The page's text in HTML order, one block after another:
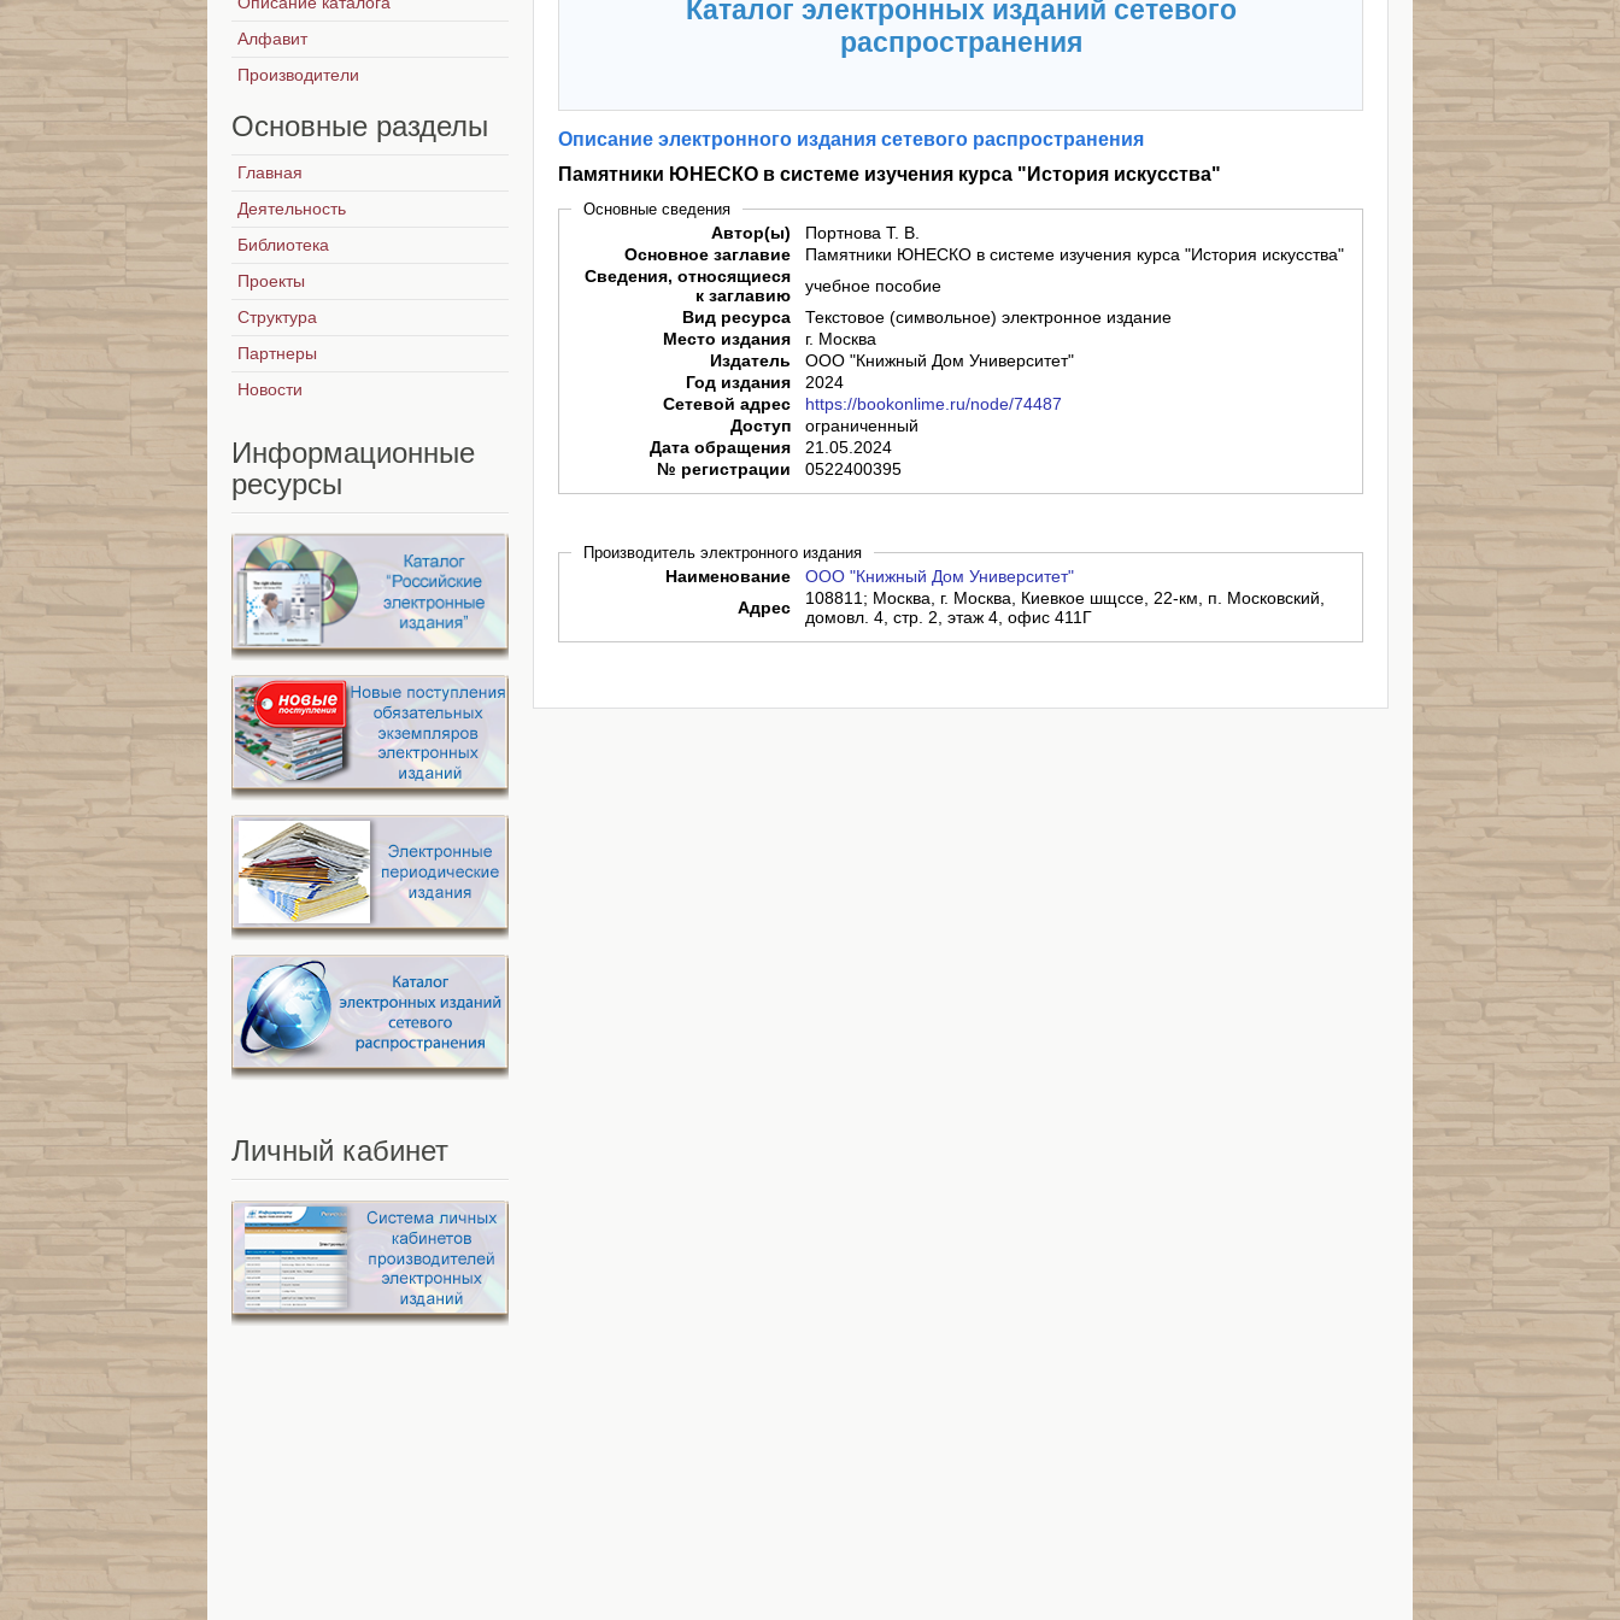
Каталог электронных изданий сетевого
распространения
Описание электронного издания сетевого распространения
Памятники ЮНЕСКО в системе изучения курса "История искусства"
Основные сведения
Автор(ы)
Портнова Т. В.
Основное заглавие
Памятники ЮНЕСКО в системе изучения курса "История искусства"
Сведения, относящиеся
к заглавию
учебное пособие
Вид ресурса
Текстовое (символьное) электронное издание
Место издания
г. Москва
Издатель
ООО "Книжный Дом Университет"
Год издания
2024
Сетевой адрес
https://bookonlime.ru/node/74487
Доступ
ограниченный
Дата обращения
21.05.2024
№ регистрации
0522400395
Производитель электронного издания
Наименование
ООО "Книжный Дом Университет"
Адрес
108811; Москва, г. Москва, Киевкое шщссе, 22-км, п. Московский,
домовл. 4, стр. 2, этаж 4, офис 411Г
Алфавит
Производители
Основные разделы
Главная
Деятельность
Библиотека
Проекты
Структура
Партнеры
Новости
Информационные
ресурсы
Личный кабинет